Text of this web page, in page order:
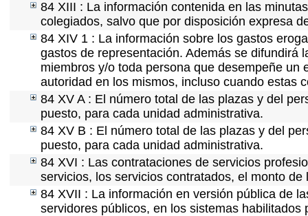
84 XIII : La información contenida en las
colegiados, salvo que por disposición expresa
84 XIV 1 : La información sobre los gastos
gastos de representación. Además se difundirá
miembros y/o toda persona que desempeñe
autoridad en los mismos, incluso cuando estas
84 XV A : El número total de las plazas y del
puesto, para cada unidad administrativa.
84 XV B : El número total de las plazas y del
puesto, para cada unidad administrativa.
84 XVI : Las contrataciones de servicios
servicios, los servicios contratados, el monto
84 XVII : La información en versión pública de
servidores públicos, en los sistemas